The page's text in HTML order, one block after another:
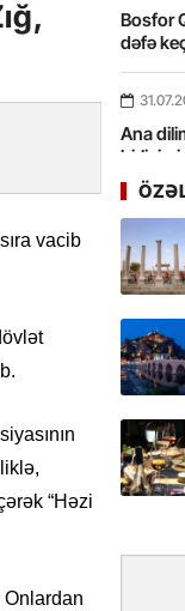
vacib
“Həzi
Onlardan
Bosfor
dəfə
Ana
Tarixin
İlin ilk
çox
Yeni